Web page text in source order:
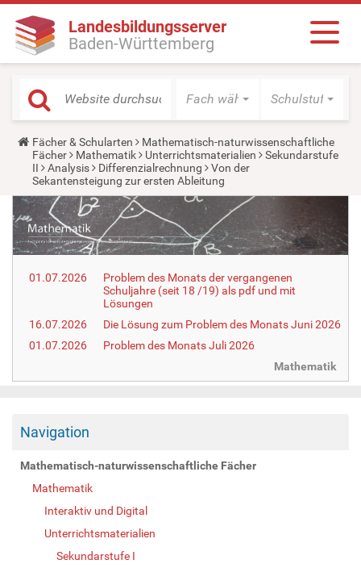
Landesbildungsserver
Baden-Württemberg
Fach wählen Schulstufe
Y
o
u
a
r
e
h
e
r
e
Fächer & Schularten
Mathematisch-naturwissenschaftliche
Fächer
Mathematik Unterrichtsmaterialien
Sekundarstufe
II
Analysis Differenzialrechnung
Von der
Sekantensteigung zur ersten Ableitung
01.07.2026
Problem des Monats der vergangenen
Schuljahre (seit 18 /19) als pdf und mit
Lösungen
16.07.2026
Die Lösung zum Problem des Monats Juni 2026
01.07.2026
Problem des Monats Juli 2026
Mathematik
Navigation
Mathematisch-naturwissenschaftliche Fächer
Mathematik
Interaktiv und Digital
Unterrichtsmaterialien
Sekundarstufe I